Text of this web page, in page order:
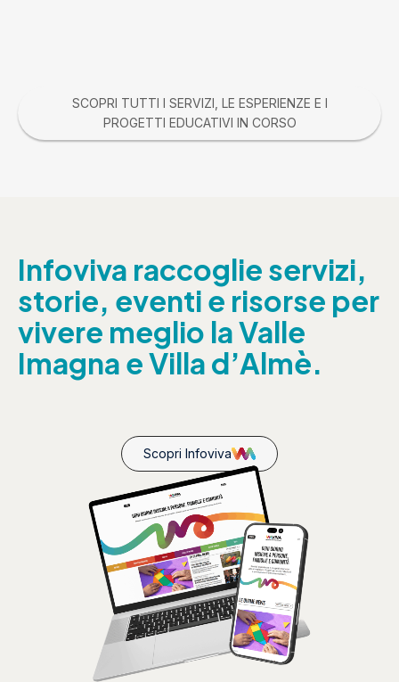
SCOPRI TUTTI I SERVIZI, LE ESPERIENZE E I
PROGETTI EDUCATIVI IN CORSO
Infoviva raccoglie servizi,
storie, eventi e risorse per
vivere meglio la Valle
Imagna e Villa d’Almè.
Scopri Infoviva